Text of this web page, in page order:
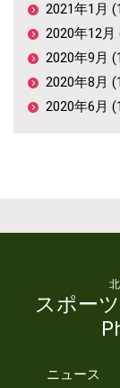
2021年1月
2020年12月
2020年9月
2020年8月
2020年6月
スポー
ニュース